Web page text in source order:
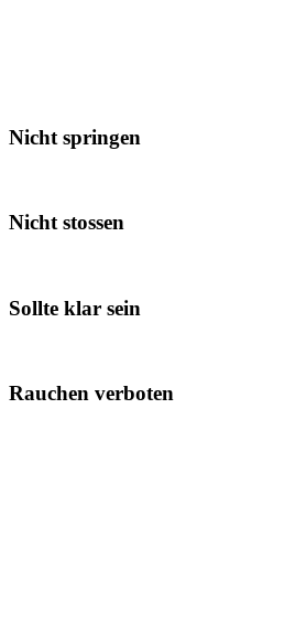
Nicht springen
Nicht stossen
Sollte klar sein
Rauchen verboten